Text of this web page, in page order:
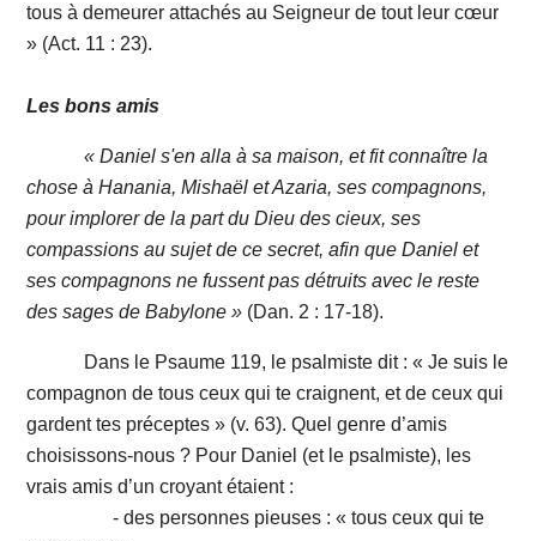
tous à demeurer attachés au Seigneur de tout leur cœur
» (Act. 11 : 23).
Les bons amis
« Daniel s'en alla à sa maison, et fit connaître la
chose à Hanania, Mishaël et Azaria, ses compagnons,
pour implorer de la part du Dieu des cieux, ses
compassions au sujet de ce secret, afin que Daniel et
ses compagnons ne fussent pas détruits avec le reste
des sages de Babylone » (Dan. 2 : 17-18).
Dans le Psaume 119, le psalmiste dit : « Je suis le
compagnon de tous ceux qui te craignent, et de ceux qui
gardent tes préceptes » (v. 63). Quel genre d’amis
choisissons-nous ? Pour Daniel (et le psalmiste), les
vrais amis d’un croyant étaient :
- des personnes pieuses : « tous ceux qui te